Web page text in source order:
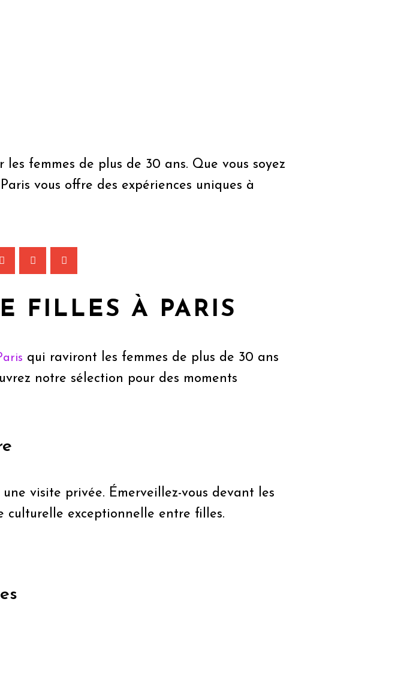
femmes de plus de 30 ans. Que vous soyez
vous offre des expériences uniques à
FILLES À PARIS
qui raviront les femmes de plus de 30 ans
notre sélection pour des moments
visite privée. Émerveillez-vous devant les
culturelle exceptionnelle entre filles.